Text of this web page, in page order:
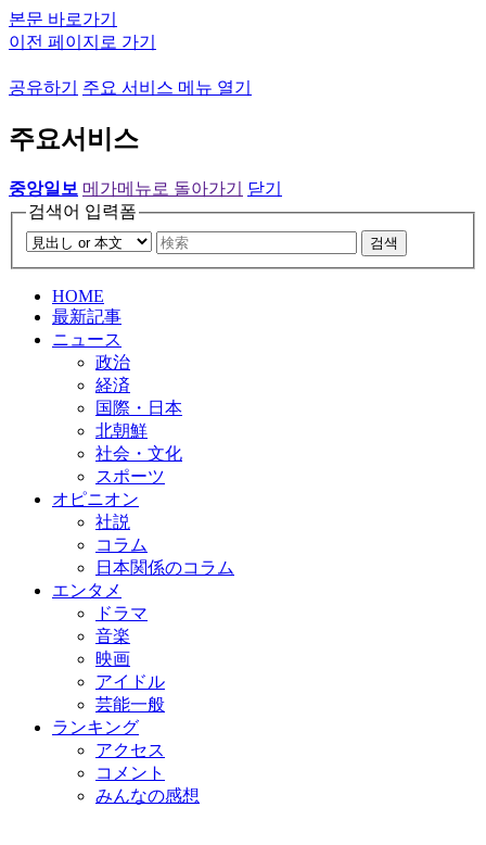
본문 바로가기
이전 페이지로 가기
공유하기 주요 서비스 메뉴 열기
주요서비스
중앙일보 메가메뉴로 돌아가기
닫기
검색어 입력폼
검색
HOME
最新記事
ニュース
政治
経済
国際・日本
北朝鮮
社会・文化
スポーツ
オピニオン
社説
コラム
日本関係のコラム
エンタメ
ドラマ
音楽
映画
アイドル
芸能一般
ランキング
アクセス
コメント
みんなの感想